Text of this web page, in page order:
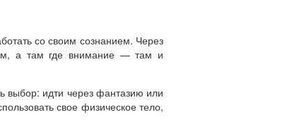
со своим сознанием. Через
а там где внимание — там и
выбор: идти через фантазию или
свое физическое тело,